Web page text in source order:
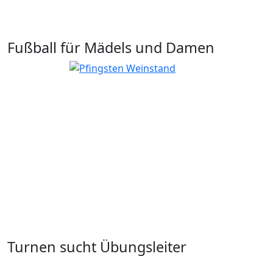
Fußball für Mädels und Damen
Turnen sucht Übungsleiter